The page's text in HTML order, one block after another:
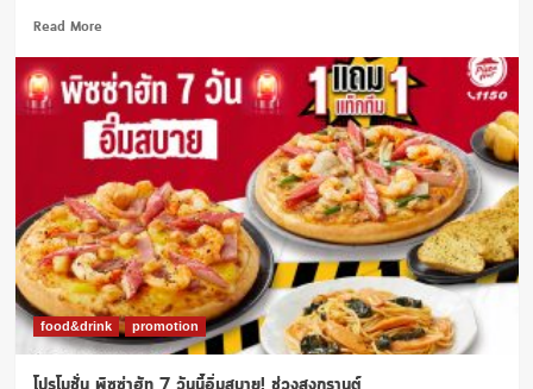
Read MoreRead
about
โปร
โม
ชั่น
เดอะ
พิซซ่า
คอม
ปะนี
ซื้อ
1
แถม
1
ช่วง
food&drink promotion